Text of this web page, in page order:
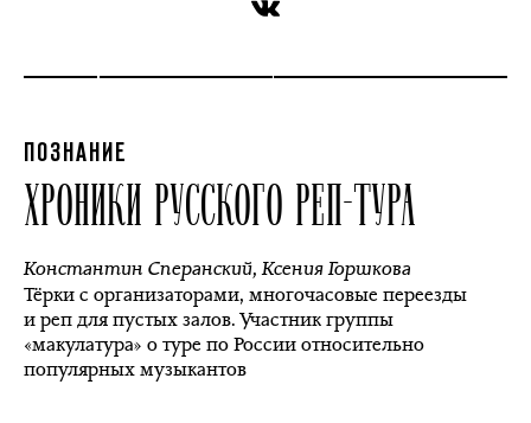
ПОЗНАНИЕ
ХРОНИКИ РУССКОГО РЕП-ТУРА
Константин Сперанский,Ксения Горшкова
Тёрки с организаторами, многочасовые переезды
и реп для пустых залов. Участник группы
«макулатура» о туре по России относительно
популярных музыкантов